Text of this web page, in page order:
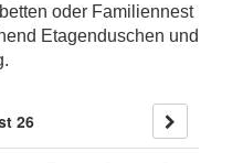
oder Familiennest
Etagenduschen und
26